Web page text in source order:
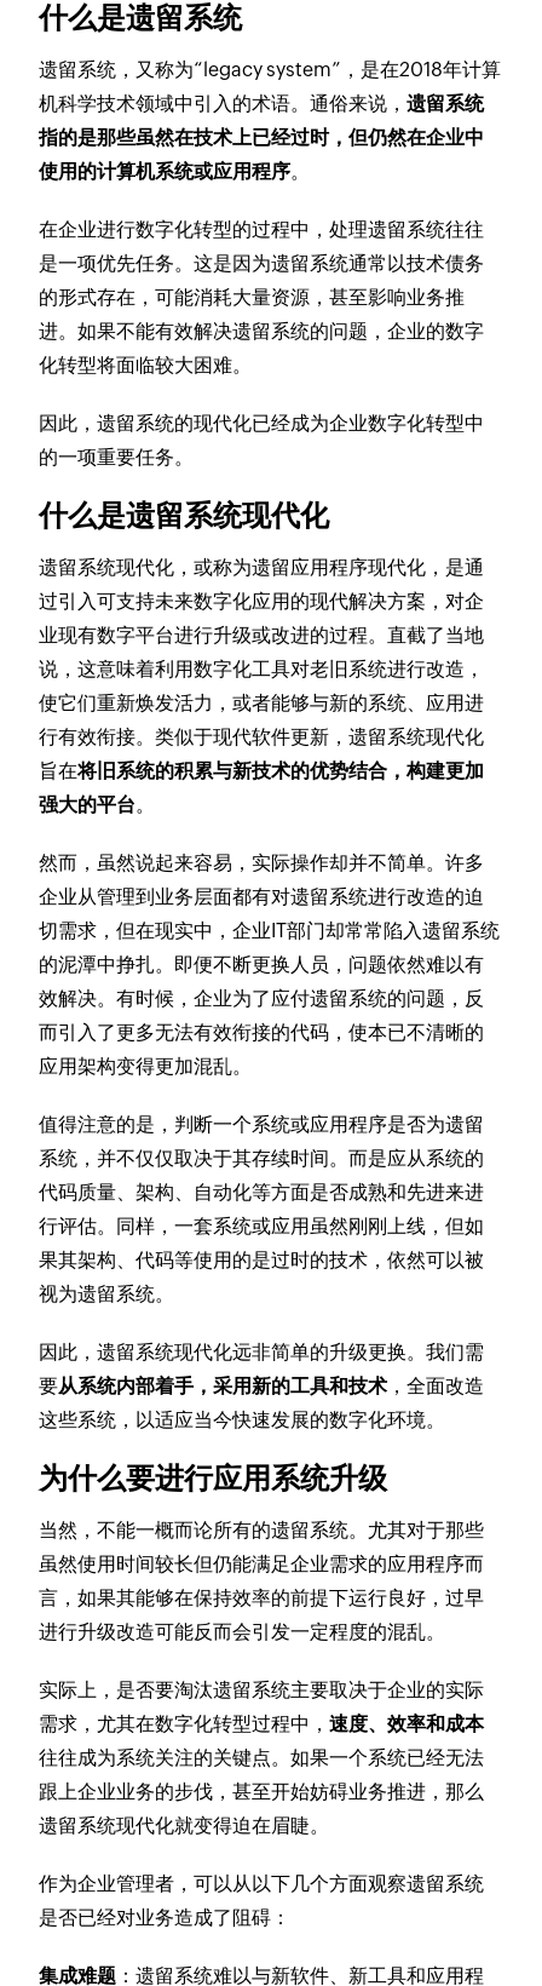
什么是遗留系统
遗留系统，又称为“legacy system”，是在2018年计算
机科学技术领域中引入的术语。通俗来说，遗留系统
指的是那些虽然在技术上已经过时，但仍然在企业中
使用的计算机系统或应用程序。
在企业进行数字化转型的过程中，处理遗留系统往往
是一项优先任务。这是因为遗留系统通常以技术债务
的形式存在，可能消耗大量资源，甚至影响业务推
进。如果不能有效解决遗留系统的问题，企业的数字
化转型将面临较大困难。
因此，遗留系统的现代化已经成为企业数字化转型中
的一项重要任务。
什么是遗留系统现代化
遗留系统现代化，或称为遗留应用程序现代化，是通
过引入可支持未来数字化应用的现代解决方案，对企
业现有数字平台进行升级或改进的过程。直截了当地
说，这意味着利用数字化工具对老旧系统进行改造，
使它们重新焕发活力，或者能够与新的系统、应用进
行有效衔接。类似于现代软件更新，遗留系统现代化
旨在将旧系统的积累与新技术的优势结合，构建更加
强大的平台。
然而，虽然说起来容易，实际操作却并不简单。许多
企业从管理到业务层面都有对遗留系统进行改造的迫
切需求，但在现实中，企业IT部门却常常陷入遗留系统
的泥潭中挣扎。即便不断更换人员，问题依然难以有
效解决。有时候，企业为了应付遗留系统的问题，反
而引入了更多无法有效衔接的代码，使本已不清晰的
应用架构变得更加混乱。
值得注意的是，判断一个系统或应用程序是否为遗留
系统，并不仅仅取决于其存续时间。而是应从系统的
代码质量、架构、自动化等方面是否成熟和先进来进
行评估。同样，一套系统或应用虽然刚刚上线，但如
果其架构、代码等使用的是过时的技术，依然可以被
视为遗留系统。
因此，遗留系统现代化远非简单的升级更换。我们需
要从系统内部着手，采用新的工具和技术 ，全面改造
这些系统，以适应当今快速发展的数字化环境。
为什么要进行应用系统升级
当然，不能一概而论所有的遗留系统。尤其对于那些
虽然使用时间较长但仍能满足企业需求的应用程序而
言，如果其能够在保持效率的前提下运行良好，过早
进行升级改造可能反而会引发一定程度的混乱。
实际上，是否要淘汰遗留系统主要取决于企业的实际
需求，尤其在数字化转型过程中，速度、效率和成本
往往成为系统关注的关键点。如果一个系统已经无法
跟上企业业务的步伐，甚至开始妨碍业务推进，那么
遗留系统现代化就变得迫在眉睫。
作为企业管理者，可以从以下几个方面观察遗留系统
是否已经对业务造成了阻碍：
集成难题 ：遗留系统难以与新软件、新工具和应用程